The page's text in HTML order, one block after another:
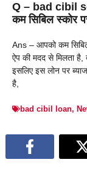
Q – bad cibil
कम सिबिल स्कोर
Ans – आपको कम
ऐप की मदद से मिलता
इसलिए इस लोन पर
है,
bad cibil loan,